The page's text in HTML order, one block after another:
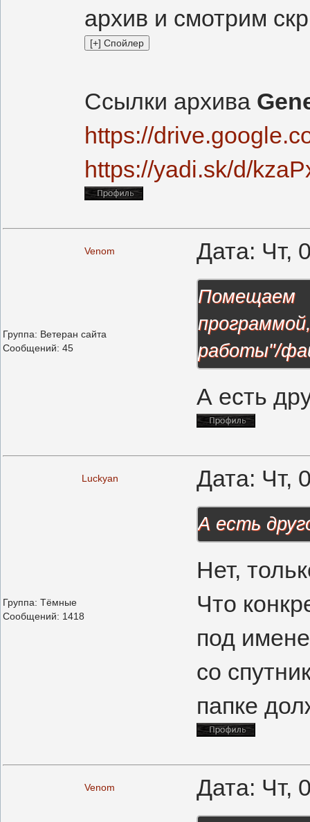
архив и смотрим
Ссылки архива
https://
https://yadi.sk/d/
Venom Дата: Чт,
Группа: Ветеран сайта
Сообщений: 45
Помещаем
работы"/
А есть
Luckyan Дата: Чт,
Группа: Тёмные
Сообщений: 1418
А есть
Нет,
Что
под
со
папке
Venom Дата: Чт,